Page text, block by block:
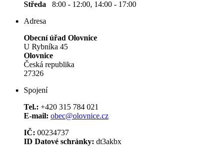
Středa 8:00 - 12:00, 14:00 - 17:00
Adresa
Obecní úřad Olovnice
U Rybníka 45
Olovnice
Česká republika
27326
Spojení
Tel.: +420 315 784 021
E-mail: obec@olovnice.cz
IČ: 00234737
ID Datové schránky: dt3akbx